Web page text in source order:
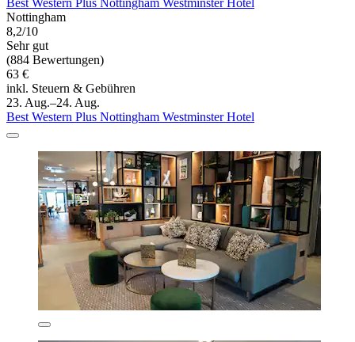
Best Western Plus Nottingham Westminster Hotel
Nottingham
8,2/10
Sehr gut
(884 Bewertungen)
63 €
inkl. Steuern & Gebühren
23. Aug.–24. Aug.
Best Western Plus Nottingham Westminster Hotel